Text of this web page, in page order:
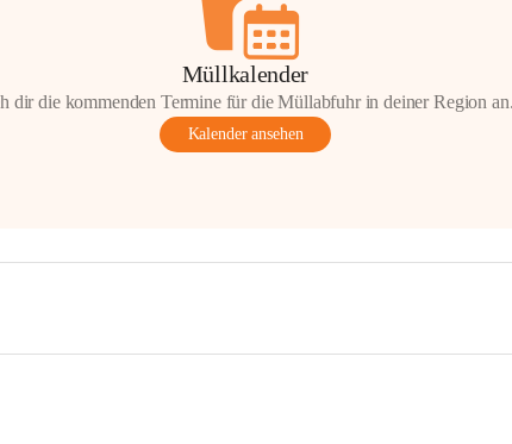
Müllkalender
dir die kommenden Termine für die Müllabfuhr in deiner Region
Kalender ansehen